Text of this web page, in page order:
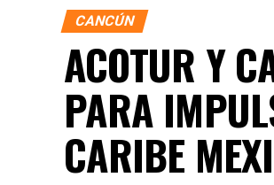
CANCÚN
ACOTUR Y
PARA
CARIBE